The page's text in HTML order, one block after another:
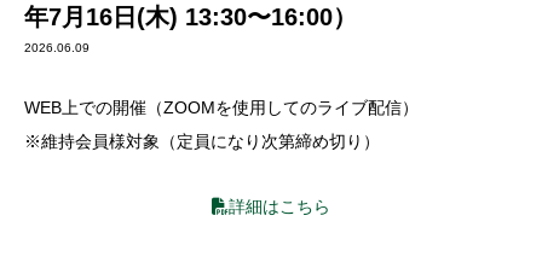
年7月16日(木) 13:30〜16:00）
2026.06.09
WEB上での開催（ZOOMを使用してのライブ配信）
※維持会員様対象（定員になり次第締め切り）
詳細はこちら